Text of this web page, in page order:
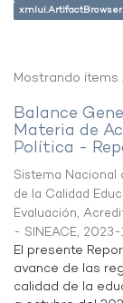
Mostrando ítems
Balance
Materia de
Política -
Sistema
de la Calidad
Evaluación,
- SINEACE, 2023-
El presente
avance de las
calidad de la